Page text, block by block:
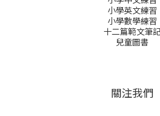
小學英文練習
小學數學練習
十二篇範文筆
兒童圖書
關注我們